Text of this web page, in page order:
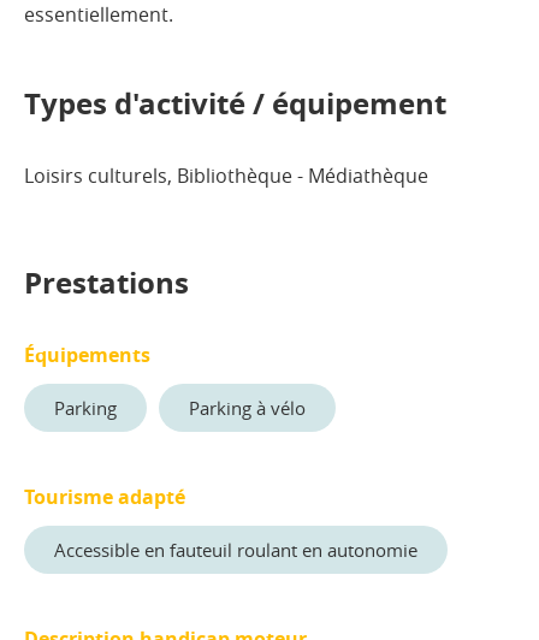
essentiellement.
Types d'activité / équipement
Loisirs culturels, Bibliothèque - Médiathèque
Prestations
Équipements
Parking Parking à vélo
Tourisme adapté
Accessible en fauteuil roulant en autonomie